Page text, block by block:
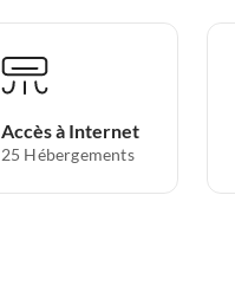
Accès à Internet
25 Hébergements